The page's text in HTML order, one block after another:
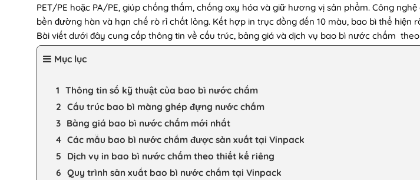
PET/PE hoặc PA/PE, giúp chống thấm, chống oxy hóa và giữ hương vị sản phẩm. Công
bền đường hàn và hạn chế rò rỉ chất lỏng. Kết hợp in trục đồng đến 10 màu, bao bì thể hiện
Bài viết dưới đây cung cấp thông tin về cấu trúc, bảng giá và dịch vụ bao bì nước chấm
Mục lục
Thông tin số kỹ thuật của bao bì nước chấm
Cấu trúc bao bì màng ghép đựng nước chấm
Bảng giá bao bì nước chấm mới nhất
Các mẫu bao bì nước chấm được sản xuất tại Vinpack
Dịch vụ in bao bì nước chấm theo thiết kế riêng
Quy trình sản xuất bao bì nước chấm tại Vinpack